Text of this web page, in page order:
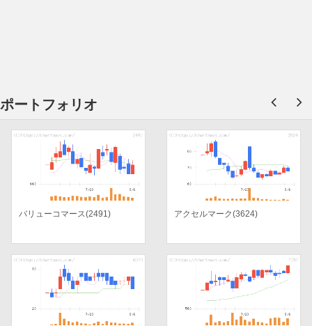
ポートフォリオ
バリューコマース(2491) アクセルマーク(3624)